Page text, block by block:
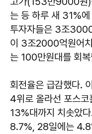
는 등 하루 새 31%
투자자들은 3조
이 3조2000억원어
는 100만원대를 회
회전율은 급감했다.
4위로 올라선 포스코
13%대까지 치솟았
8.7%, 28일에는